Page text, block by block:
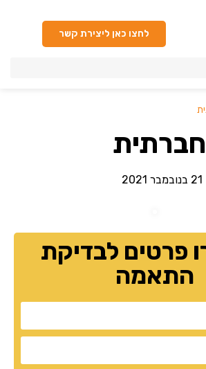
לחצו כאן ליצירת קשר
21 בנובמבר 2021
פרטים לבדיקת
התאמה